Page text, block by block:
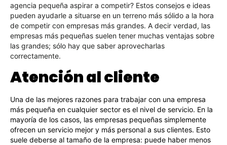
agencia pequeña aspirar a competir? Estos consejos e ideas
pueden ayudarle a situarse en un terreno más sólido a la hora
de competir con empresas más grandes. A decir verdad, las
empresas más pequeñas suelen tener muchas ventajas sobre
las grandes; sólo hay que saber aprovecharlas
correctamente.
Atención al cliente
Una de las mejores razones para trabajar con una empresa
más pequeña en cualquier sector es el nivel de servicio. En la
mayoría de los casos, las empresas pequeñas simplemente
ofrecen un servicio mejor y más personal a sus clientes. Esto
suele deberse al tamaño de la empresa: puede haber menos